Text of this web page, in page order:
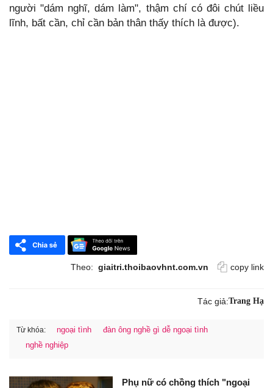
người "dám nghĩ, dám làm", thậm chí có đôi chút liều
lĩnh, bất cần, chỉ cần bản thân thấy thích là được).
Theo: giaitri.thoibaovhnt.com.vn copy link
Tác giả:Trang Hạ
Từ khóa: ngoại tình
đàn ông nghề gì dễ ngoại tình
nghề nghiệp
Phụ nữ có chồng thích "ngoại